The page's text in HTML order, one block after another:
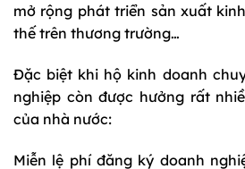
mở rộng phát triển sản xuất
thế trên thương trường…
Đặc biệt khi hộ kinh doanh
nghiệp còn được hưởng rất
của nhà nước:
Miễn lệ phí đăng ký doanh